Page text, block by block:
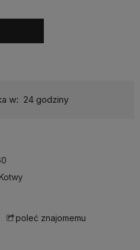
w: 24 godziny
poleć znajomemu